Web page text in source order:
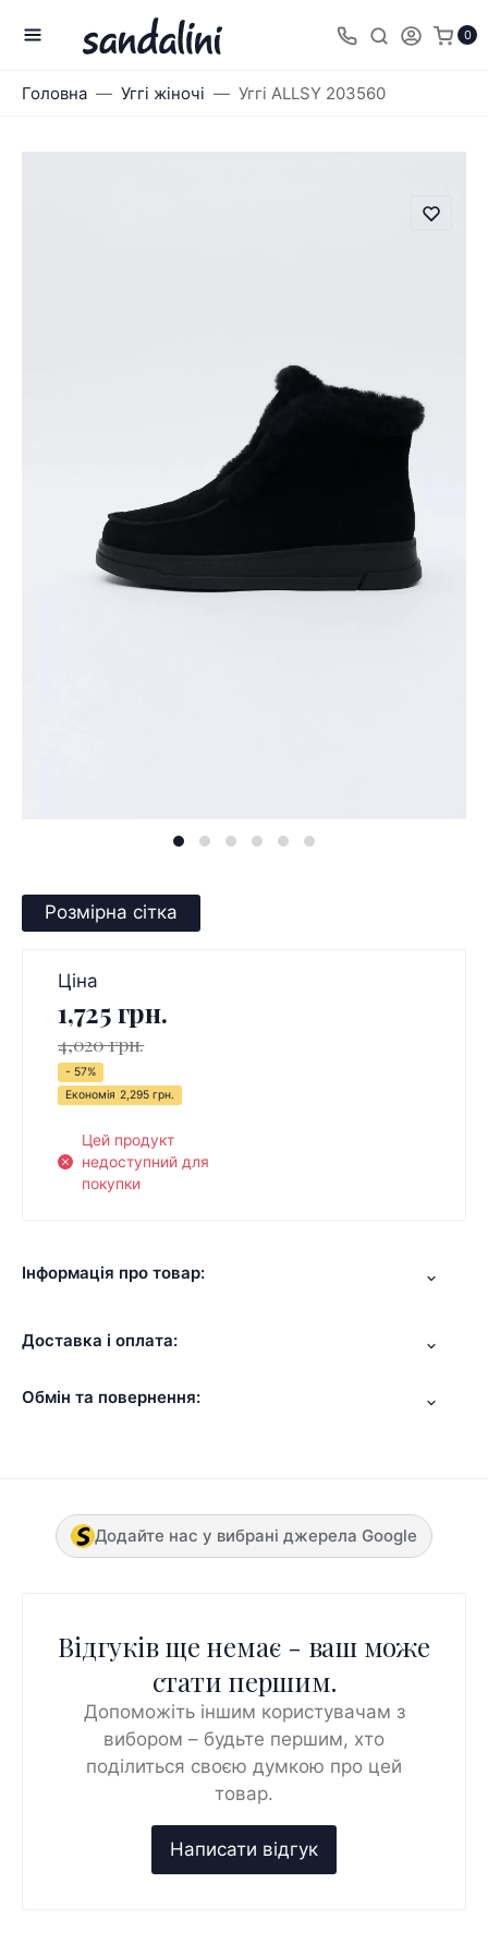
0
Головна Уггі жіночі Уггі ALLSY 203560
Розмірна сітка
Ціна
1,725 грн.
4,020 грн.
- 57%
Економія 2,295 грн.
Цей продукт
недоступний для
покупки
Інформація про товар:
Доставка і оплата:
Обмін та повернення:
Додайте нас у вибрані джерела Google
Відгуків ще немає - ваш може
стати першим.
Допоможіть іншим користувачам з
вибором – будьте першим, хто
поділиться своєю думкою про цей
товар.